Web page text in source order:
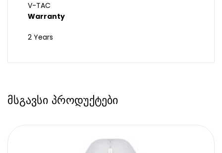
V-TAC
Warranty
2 Years
მსგავსი პროდუქტები